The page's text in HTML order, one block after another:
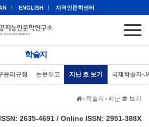
ENGLISH 지역인문학센터
학술지
윤리규정 논문투고 지난 호 보기 국제학술지-
› 학술지 › 지난 호 보기
2635-4691 / Online ISSN: 2951-388X